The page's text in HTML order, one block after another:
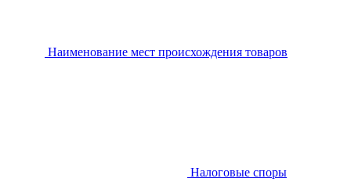
Наименование мест происхождения товаров
Налоговые споры